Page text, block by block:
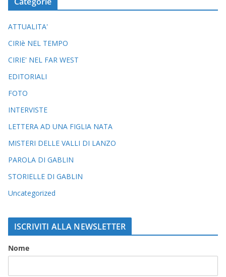
ATTUALITA'
CIRIè NEL TEMPO
CIRIE' NEL FAR WEST
EDITORIALI
FOTO
INTERVISTE
LETTERA AD UNA FIGLIA NATA
MISTERI DELLE VALLI DI LANZO
PAROLA DI GABLIN
STORIELLE DI GABLIN
Uncategorized
ISCRIVITI ALLA NEWSLETTER
Nome